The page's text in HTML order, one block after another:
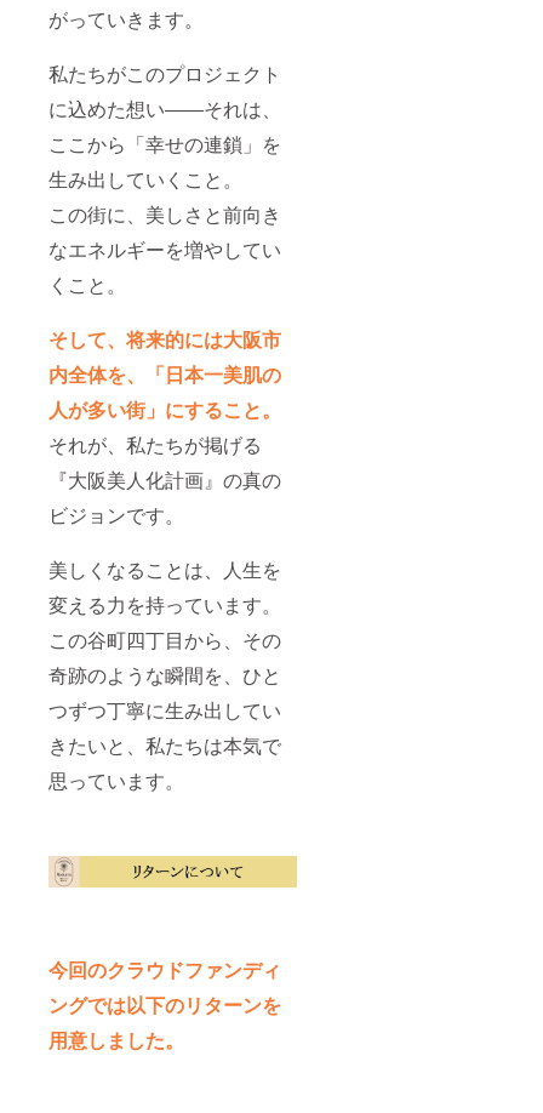
がっていきます。
私たちがこのプロジェクト
に込めた想い――それは、
ここから「幸せの連鎖」を
生み出していくこと。
この街に、美しさと前向き
なエネルギーを増やしてい
くこと。
そして、将来的には大阪市
内全体を、「日本一美肌の
人が多い街」にすること。
それが、私たちが掲げる
『大阪美人化計画』の真の
ビジョンです。
美しくなることは、人生を
変える力を持っています。
この谷町四丁目から、その
奇跡のような瞬間を、ひと
つずつ丁寧に生み出してい
きたいと、私たちは本気で
思っています。
今回のクラウドファンディ
ングでは以下のリターンを
用意しました。